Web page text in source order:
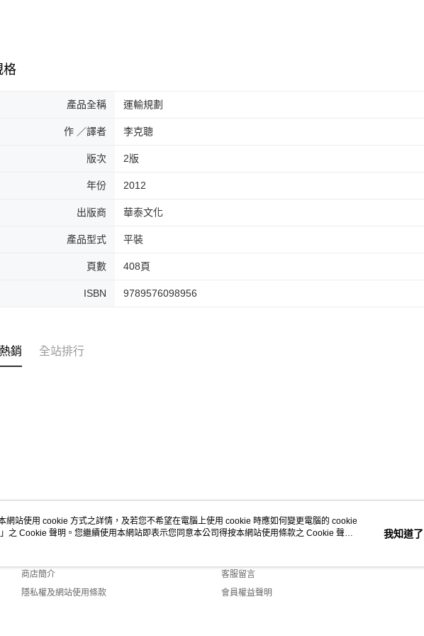
格
產品全稱 運輸規劃
作 ／譯者 李克聰
版次 2版
年份 2012
出版商 華泰文化
產品型式 平裝
頁數 408頁
ISBN 9789576098956
銷 全站排行
關於我們
商店簡介
隱私權及網站使用條款
客服資訊
客服留言
會員權益聲明
網站使用 cookie 方式之詳情，及若您不希望在電腦上使用 cookie 時應如何變更電腦的 cookie
」之 Cookie 聲明。您繼續使用本網站即表示您同意本公司得按本網站使用條款之 Cookie 聲明
我知道了